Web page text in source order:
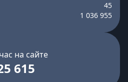
45
1 036 955
на сайте
615